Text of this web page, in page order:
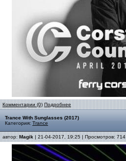
Комментарии (0) Подробнее
Trance With Sunglasses (2017)
Категория: Trance
автор: Magik | 21-04-2017, 19:25 | Просмотров: 714